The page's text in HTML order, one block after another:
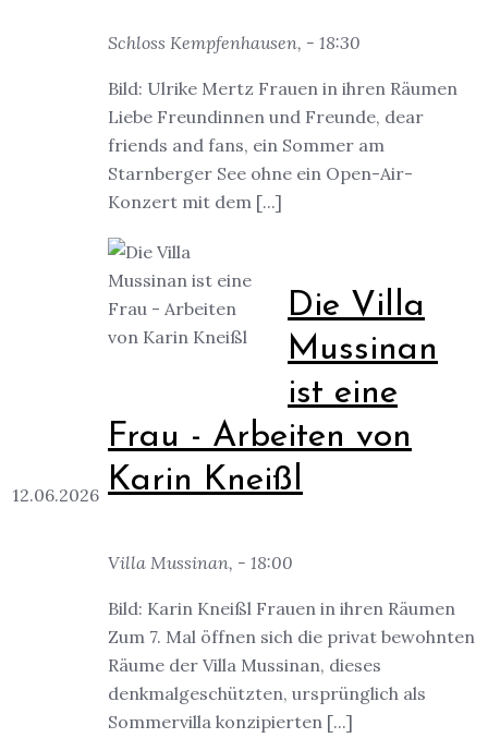
Schloss Kempfenhausen, - 18:30
Bild: Ulrike Mertz Frauen in ihren Räumen
Liebe Freundinnen und Freunde, dear
friends and fans, ein Sommer am
Starnberger See ohne ein Open-Air-
Konzert mit dem [...]
12.06.2026
Die Villa
Mussinan
ist eine
Frau - Arbeiten von
Karin Kneißl
Villa Mussinan, - 18:00
Bild: Karin Kneißl Frauen in ihren Räumen
Zum 7. Mal öffnen sich die privat bewohnten
Räume der Villa Mussinan, dieses
denkmalgeschützten, ursprünglich als
Sommervilla konzipierten [...]